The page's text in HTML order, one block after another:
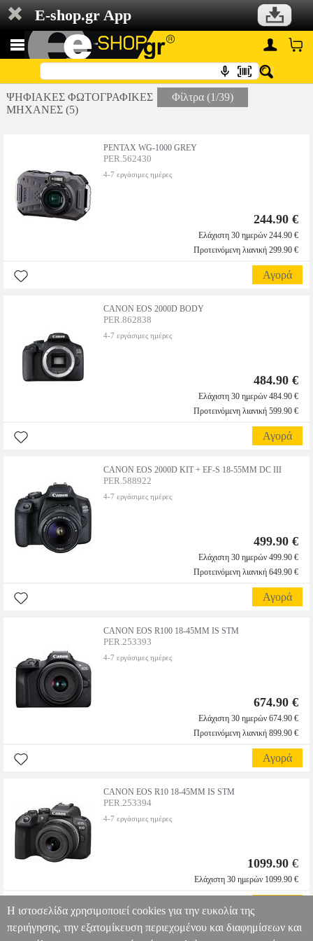
E-shop.gr App
ΨΗΦΙΑΚΕΣ ΦΩΤΟΓΡΑΦΙΚΕΣ
ΜΗΧΑΝΕΣ (5)
Φίλτρα (1/39)
PENTAX WG-1000 GREY
PER.562430
4-7 εργάσιμες ημέρες
244.90 €
Ελάχιστη 30 ημερών 244.90 €
Προτεινόμενη λιανική 299.90 €
Αγορά
CANON EOS 2000D BODY
PER.862838
4-7 εργάσιμες ημέρες
484.90 €
Ελάχιστη 30 ημερών 484.90 €
Προτεινόμενη λιανική 599.90 €
Αγορά
CANON EOS 2000D KIT + EF-S 18-55MM DC III
PER.588922
4-7 εργάσιμες ημέρες
499.90 €
Ελάχιστη 30 ημερών 499.90 €
Προτεινόμενη λιανική 649.90 €
Αγορά
CANON EOS R100 18-45MM IS STM
PER.253393
4-7 εργάσιμες ημέρες
674.90 €
Ελάχιστη 30 ημερών 674.90 €
Προτεινόμενη λιανική 899.90 €
Αγορά
CANON EOS R10 18-45MM IS STM
PER.253394
4-7 εργάσιμες ημέρες
1099.90 €
Ελάχιστη 30 ημερών 1099.90 €
Η ιστοσελίδα χρησιμοποιεί cookies για την ευκολία της
περιήγησης, την εξατομίκευση περιεχομένου και διαφημίσεων και